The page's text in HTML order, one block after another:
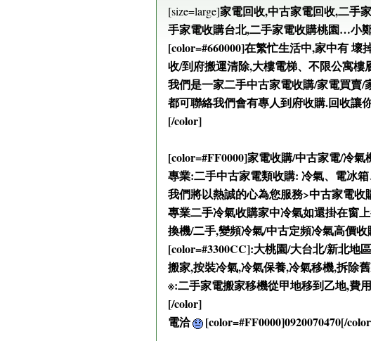
[size=large]家電回收,中古家電回收,二手
手家電收購台北,二手家電收購桃園…小
[color=#660000]在繁忙生活中,家中有
收/到府搬運清除,大樓電梯、不限公寓樓
我們是一家二手中古家電收購/家電買賣
都可聯絡我們會有專人到府收購.回收讓
[/color]
[color=#FF0000]家電收購/中古家電/冷
專業:二手中古家電類收購: 冷氣、電冰
我們將以熱誠的心為您服務>中古家電收
專業二手冷氣收購家中冷氣如還掛在窗
換機/二手,變頻冷氣/中古定頻冷氣高價
[color=#3300CC]:大桃園/大台北/新北地
搬家,按裝冷氣,冷氣保養,冷氣移機,拆除舊
※:二手家電搬家移機從甲地移到乙地,費用
[/color]
電洽
[color=#FF0000]0920070470[/